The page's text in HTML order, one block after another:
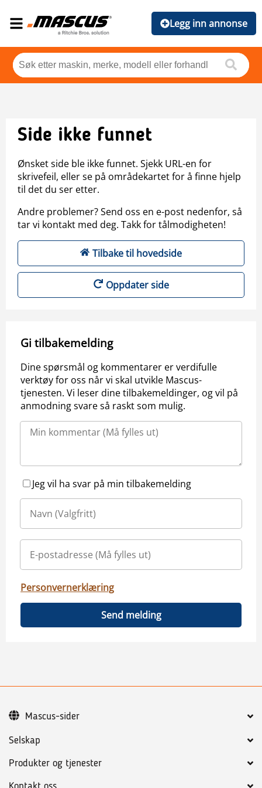
Legg inn annonse
Side ikke funnet
Ønsket side ble ikke funnet. Sjekk URL-en for
skrivefeil, eller se på områdekartet for å finne hjelp
til det du ser etter.
Andre problemer? Send oss en e-post nedenfor, så
tar vi kontakt med deg. Takk for tålmodigheten!
Tilbake til hovedside
Oppdater side
Gi tilbakemelding
Dine spørsmål og kommentarer er verdifulle
verktøy for oss når vi skal utvikle Mascus-
tjenesten. Vi leser dine tilbakemeldinger, og vil på
anmodning svare så raskt som mulig.
Jeg vil ha svar på min tilbakemelding
Personvernerklæring
Send melding
Selskap
Produkter og tjenester
Mascus-sider